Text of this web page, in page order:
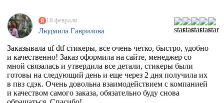
18 февраля
Людмила Гаврилова
Заказывала uf dtf стикеры, все очень четко, быстро, удобно
и качественно! Заказ оформила на сайте, менеджер со
мной связалась и утвердила все детали, стикеры были
готовы на следующий день и еще через 2 дня получила их
в пвз сдэк. Очень довольна взаимодействием с компанией
и качеством самого заказа, обязательно буду снова